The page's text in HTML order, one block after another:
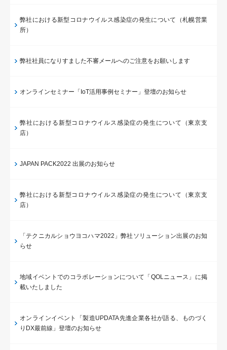
弊社における新型コロナウイルス感染症の発生について（札幌営業
所）
弊社社員になりすました不審メールへのご注意をお願いします
オンラインセミナー「IoT活用事例セミナー」登壇のお知らせ
弊社における新型コロナウイルス感染症の発生について（東京支
店）
JAPAN PACK2022 出展のお知らせ
弊社における新型コロナウイルス感染症の発生について（東京支
店）
「テクニカルショウヨコハマ2022」弊社ソリューション出展のお知
らせ
地域イベントでのコラボレーションについて「QOLニュース」に掲
載いたしました
オンラインイベント「製造UPDATA先進企業各社が語る、ものづく
りDX最前線」登壇のお知らせ